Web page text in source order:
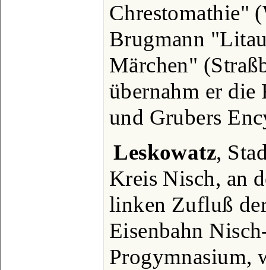
Chrestomathie"
Brugmann
Märchen"
übernahm er die
und Grubers
Leskowatz,
Kreis Nisch, an
linken Zufluß
Eisenbahn
Progymnasium,